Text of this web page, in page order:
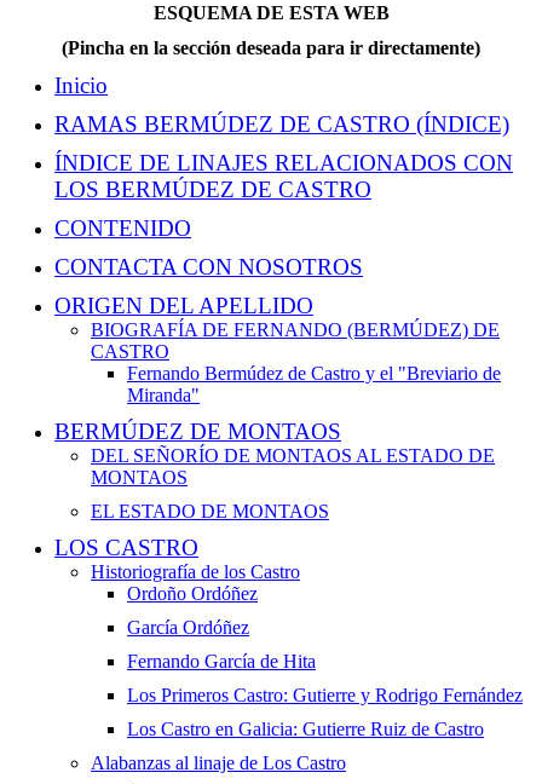
ESQUEMA DE ESTA WEB
(Pincha en la sección deseada para ir directamente)
Inicio
RAMAS BERMÚDEZ DE CASTRO (ÍNDICE)
ÍNDICE DE LINAJES RELACIONADOS CON
LOS BERMÚDEZ DE CASTRO
CONTENIDO
CONTACTA CON NOSOTROS
ORIGEN DEL APELLIDO
BIOGRAFÍA DE FERNANDO (BERMÚDEZ) DE
CASTRO
Fernando Bermúdez de Castro y el "Breviario de
Miranda"
BERMÚDEZ DE MONTAOS
DEL SEÑORÍO DE MONTAOS AL ESTADO DE
MONTAOS
EL ESTADO DE MONTAOS
LOS CASTRO
Historiografía de los Castro
Ordoño Ordóñez
García Ordóñez
Fernando García de Hita
Los Primeros Castro: Gutierre y Rodrigo Fernández
Los Castro en Galicia: Gutierre Ruiz de Castro
Alabanzas al linaje de Los Castro